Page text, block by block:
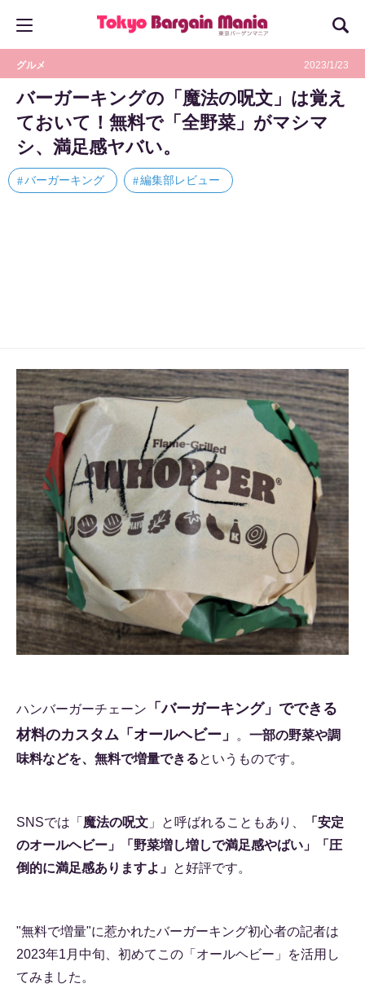
グルメ 2023/1/23
バーガーキングの「魔法の呪文」は覚え
ておいて！無料で「全野菜」がマシマ
シ、満足感ヤバい。
バーガーキング 編集部レビュー
ハンバーガーチェーン
「バーガーキング」でできる
材料のカスタム「オールヘビー」
。 一部の野菜や調
味料などを、無料で増量できるというものです。
SNSでは「 魔法の呪文 」と呼ばれることもあり、
「安定
のオールヘビー」「野菜増し増しで満足感やばい」「圧
倒的に満足感ありますよ」 と好評です。
"無料で増量"に惹かれたバーガーキング初心者の記者は
2023年1月中旬、初めてこの「オールヘビー」を活用し
てみました。